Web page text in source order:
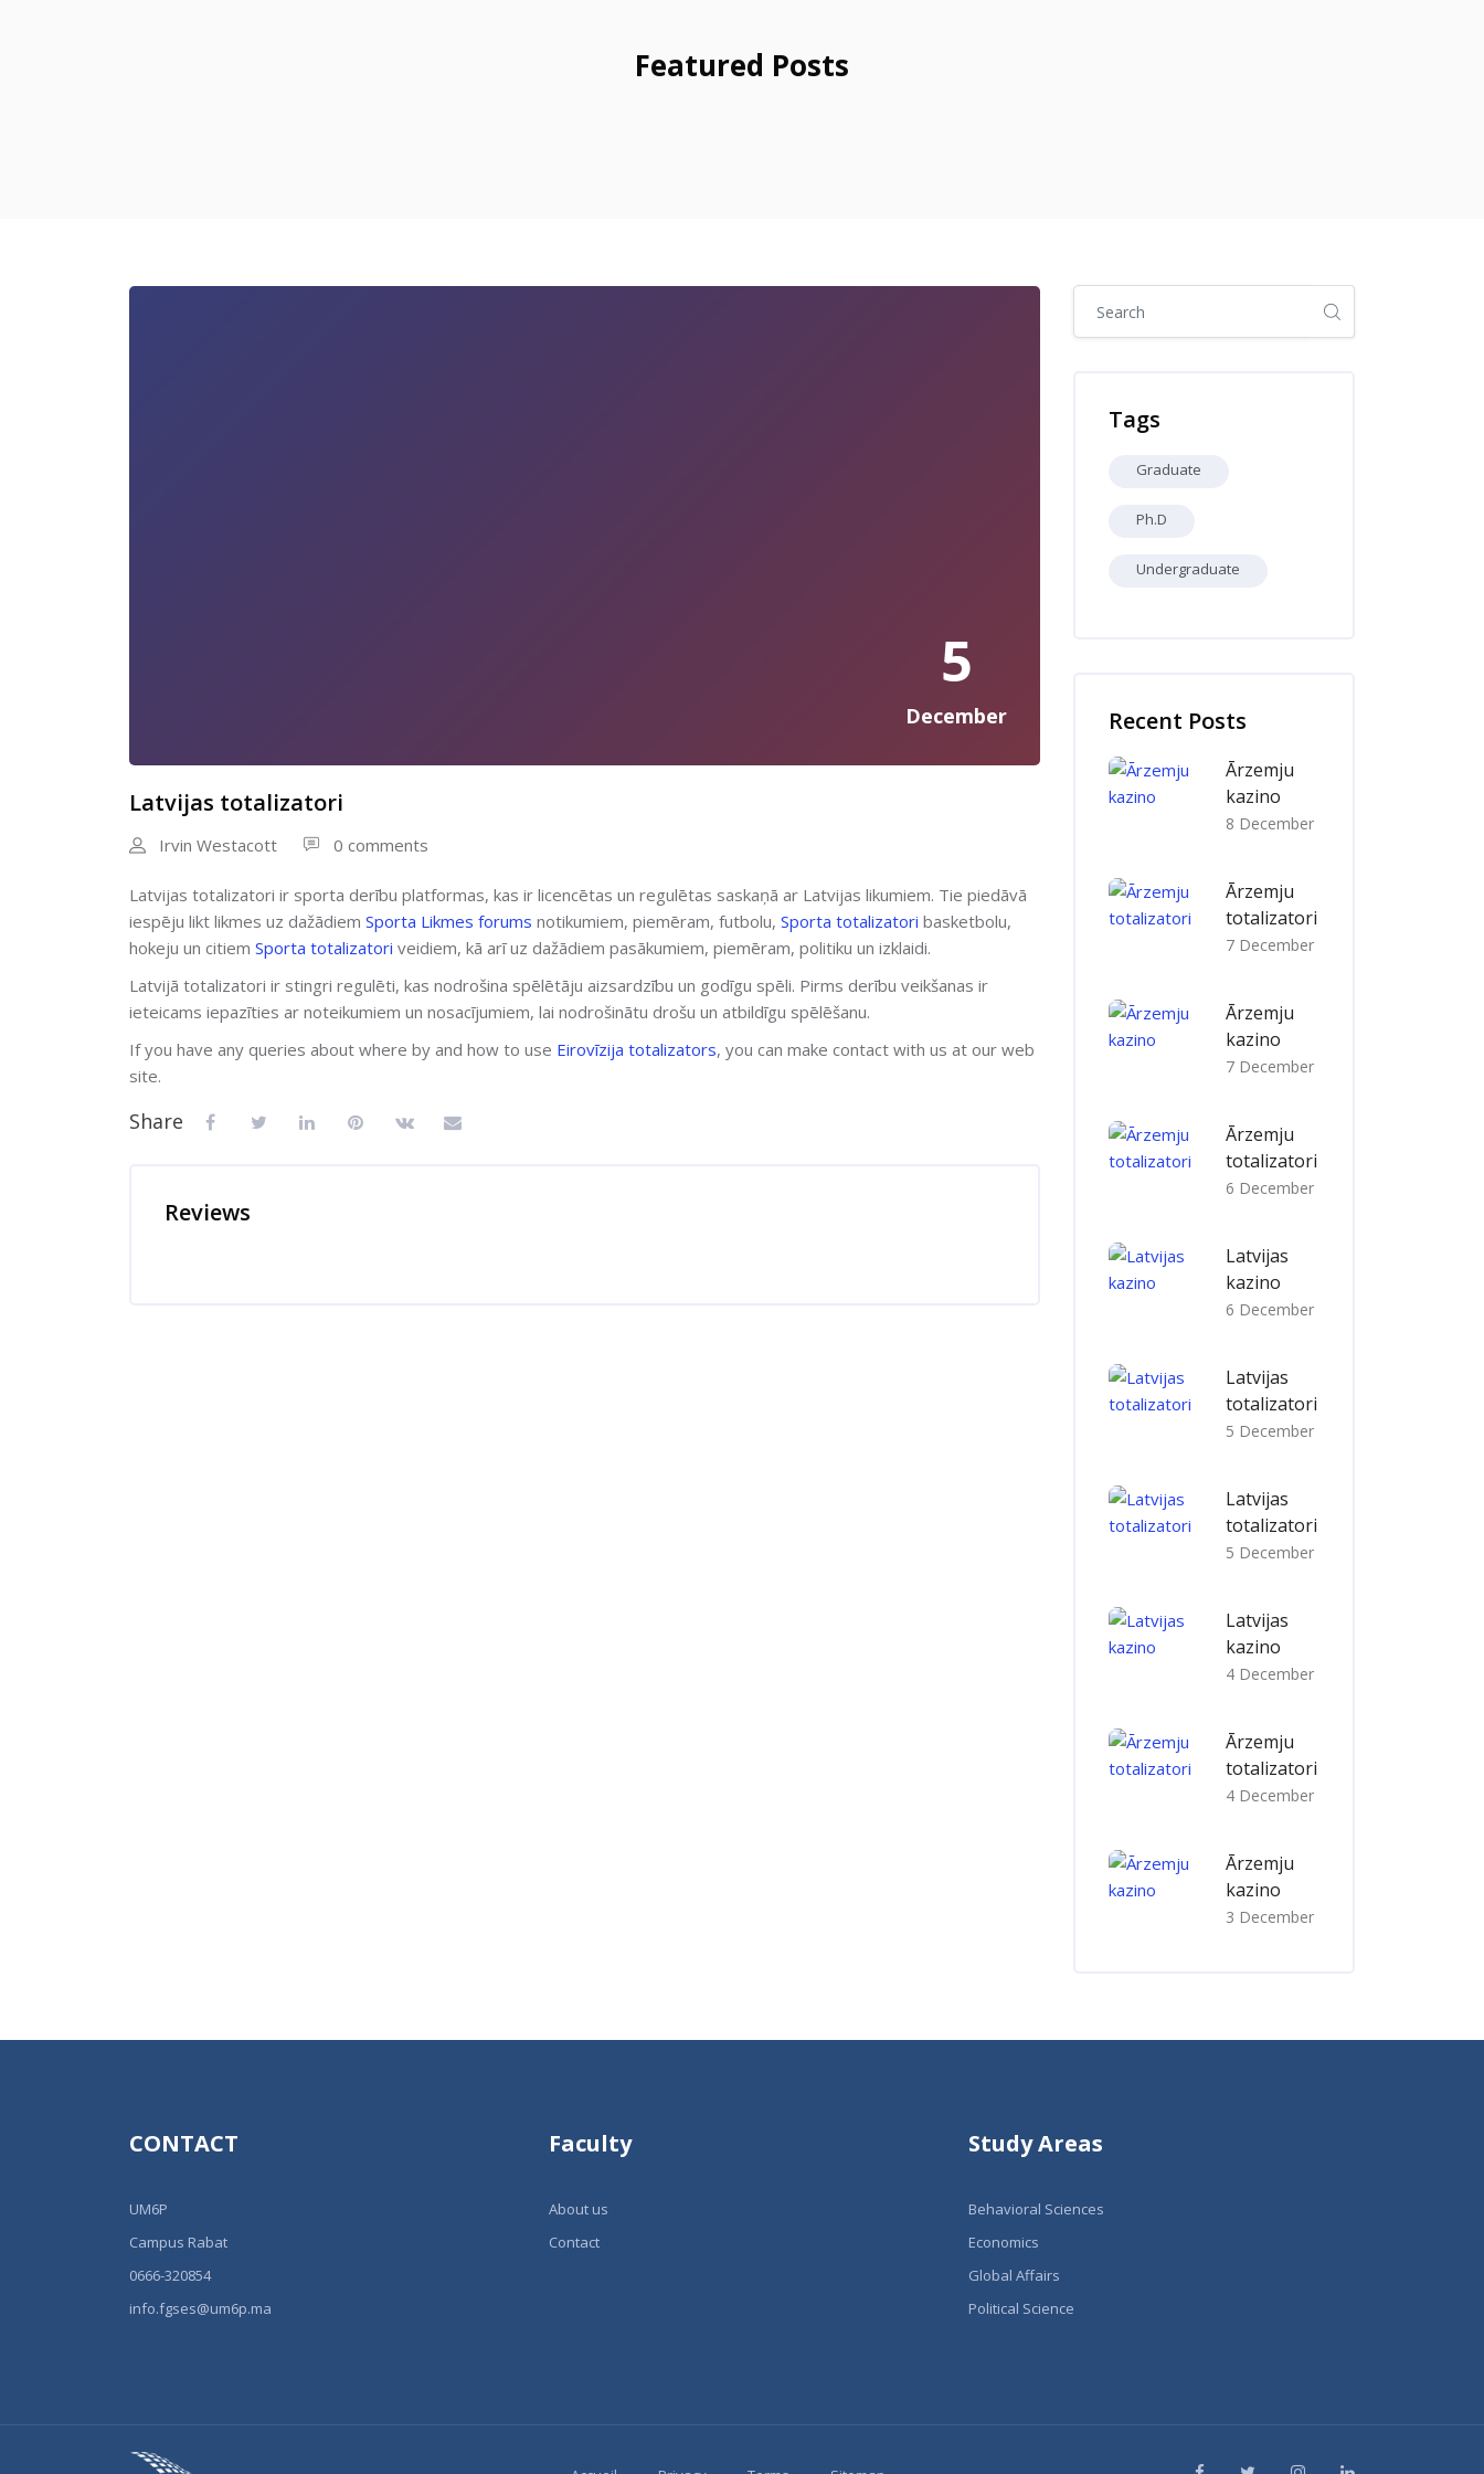
Featured Posts
5
December
Latvijas totalizatori
Irvin Westacott 0 comments
Latvijas totalizatori ir sporta derību platformas, kas ir licencētas un regulētas saskaņā ar Latvijas likumiem. Tie piedāvā
iespēju likt likmes uz dažādiem Sporta Likmes forums notikumiem, piemēram, futbolu, Sporta totalizatori basketbolu,
hokeju un citiem Sporta totalizatori veidiem, kā arī uz dažādiem pasākumiem, piemēram, politiku un izklaidi.
Latvijā totalizatori ir stingri regulēti, kas nodrošina spēlētāju aizsardzību un godīgu spēli. Pirms derību veikšanas ir
ieteicams iepazīties ar noteikumiem un nosacījumiem, lai nodrošinātu drošu un atbildīgu spēlēšanu.
If you have any queries about where by and how to use Eirovīzija totalizators, you can make contact with us at our web
site.
Share
Reviews
Tags
Graduate
Ph.D
Undergraduate
Recent Posts
Ārzemju
kazino
8 December
Ārzemju
totalizatori
7 December
Ārzemju
kazino
7 December
Ārzemju
totalizatori
6 December
Latvijas
kazino
6 December
Latvijas
totalizatori
5 December
Latvijas
totalizatori
5 December
Latvijas
kazino
4 December
Ārzemju
totalizatori
4 December
Ārzemju
kazino
3 December
CONTACT
UM6P
Campus Rabat
0666-320854
info.fgses@um6p.ma
Faculty
About us
Contact
Study Areas
Behavioral Sciences
Economics
Global Affairs
Political Science